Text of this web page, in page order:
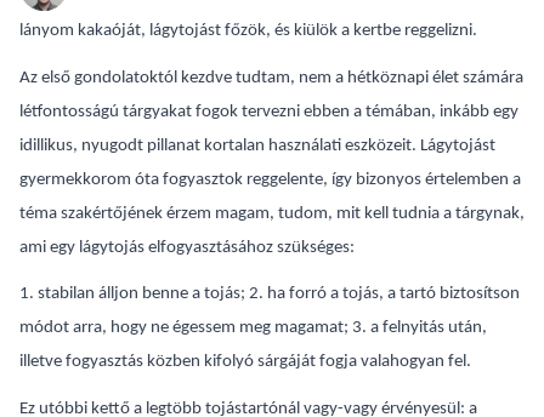
lányom kakaóját, lágytojást főzök, és kiülök a kertbe reggelizni.
Az első gondolatoktól kezdve tudtam, nem a hétköznapi élet számára
létfontosságú tárgyakat fogok tervezni ebben a témában, inkább egy
idillikus, nyugodt pillanat kortalan használati eszközeit. Lágytojást
gyermekkorom óta fogyasztok reggelente, így bizonyos értelemben a
téma szakértőjének érzem magam, tudom, mit kell tudnia a tárgynak,
ami egy lágytojás elfogyasztásához szükséges:
1. stabilan álljon benne a tojás; 2. ha forró a tojás, a tartó biztosítson
módot arra, hogy ne égessem meg magamat; 3. a felnyitás után,
illetve fogyasztás közben kifolyó sárgáját fogja valahogyan fel.
Ez utóbbi kettő a legtöbb tojástartónál vagy-vagy érvényesül: a